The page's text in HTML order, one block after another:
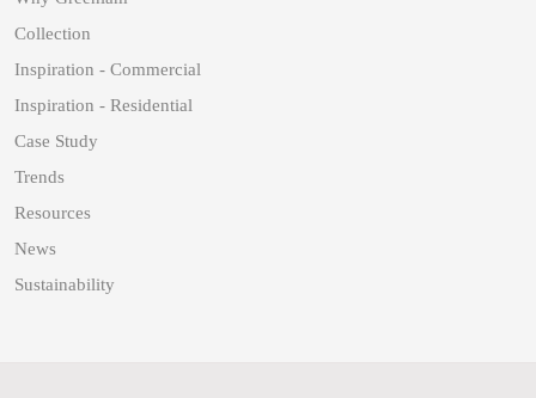
Collection
Inspiration - Commercial
Inspiration - Residential
Case Study
Trends
Resources
News
Sustainability